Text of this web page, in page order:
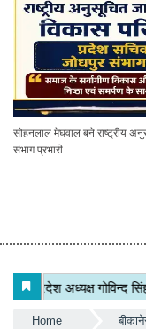
सोहनलाल मेघवाल बने राष्ट्रीय
संभाग प्रभारी
Home